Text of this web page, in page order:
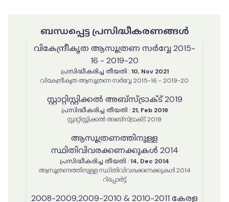
ബന്ധപ്പെട്ട പ്രസിദ്ധീകരണങ്ങൾ
വികേന്ദ്രീകൃത ആസൂത്രണ സർവ്വേ 2015-
16 - 2019-20
പ്രസിദ്ധീകരിച്ച തീയതി : 10, Nov 2021
വികേന്ദ്രീകൃത ആസൂത്രണ സർവ്വേ 2015-16 - 2019-20
സ്റ്റാറ്റിസ്റ്റിക്കല്‍ അബ്സ്ട്രാക്ട് 2019
പ്രസിദ്ധീകരിച്ച തീയതി : 21, Feb 2019
സ്റ്റാറ്റിസ്റ്റിക്കല്‍ അബ്സ്ട്രാക്ട് 2019
ആസൂത്രണത്തിനുള്ള
സ്ഥിതിവിവരക്കണക്കുകൾ 2014
പ്രസിദ്ധീകരിച്ച തീയതി :14, Dec 2014
ആസൂത്രണത്തിനുള്ള സ്ഥിതിവിവരക്കണക്കുകൾ 2014
റിപ്പോര്‍ട്ട്
2008-2009,2009-2010 & 2010-2011 കേരള